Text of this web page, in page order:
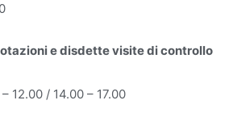
e disdette visite di controllo
12.00 / 14.00 – 17.00